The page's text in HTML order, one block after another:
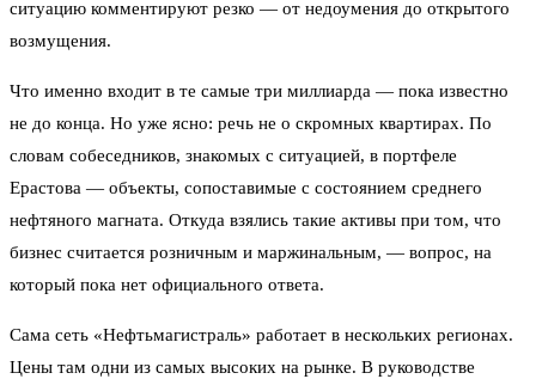
ситуацию комментируют резко — от недоумения до открытого
возмущения.
Что именно входит в те самые три миллиарда — пока известно
не до конца. Но уже ясно: речь не о скромных квартирах. По
словам собеседников, знакомых с ситуацией, в портфеле
Ерастова — объекты, сопоставимые с состоянием среднего
нефтяного магната. Откуда взялись такие активы при том, что
бизнес считается розничным и маржинальным, — вопрос, на
который пока нет официального ответа.
Сама сеть «Нефтьмагистраль» работает в нескольких регионах.
Цены там одни из самых высоких на рынке. В руководстве